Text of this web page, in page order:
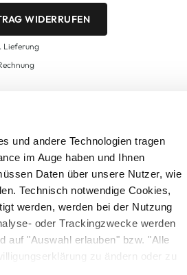
und andere Technologien tragen
im Auge haben und Ihnen
Daten über unsere Nutzer, wie
Technisch notwendige Cookies,
werden, werden bei der Nutzung
oder Trackingzwecke werden
auf "Auswahl erlauben" bzw. "Alle
zu ändern oder zu
WIDERRUFEN
Lieferung
Teilnahmebedingungen